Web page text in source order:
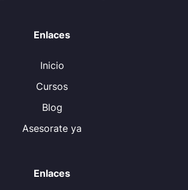
Enlaces
Inicio
Cursos
Blog
Asesorate ya
Enlaces